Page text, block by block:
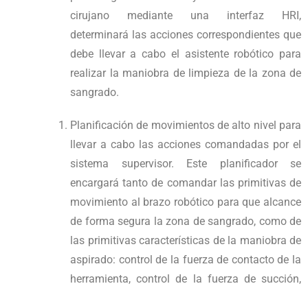
cirujano mediante una interfaz HRI,
determinará las acciones correspondientes que
debe llevar a cabo el asistente robótico para
realizar la maniobra de limpieza de la zona de
sangrado.
Planificación de movimientos de alto nivel para
llevar a cabo las acciones comandadas por el
sistema supervisor. Este planificador se
encargará tanto de comandar las primitivas de
movimiento al brazo robótico para que alcance
de forma segura la zona de sangrado, como de
las primitivas características de la maniobra de
aspirado: control de la fuerza de contacto de la
herramienta, control de la fuerza de succión,